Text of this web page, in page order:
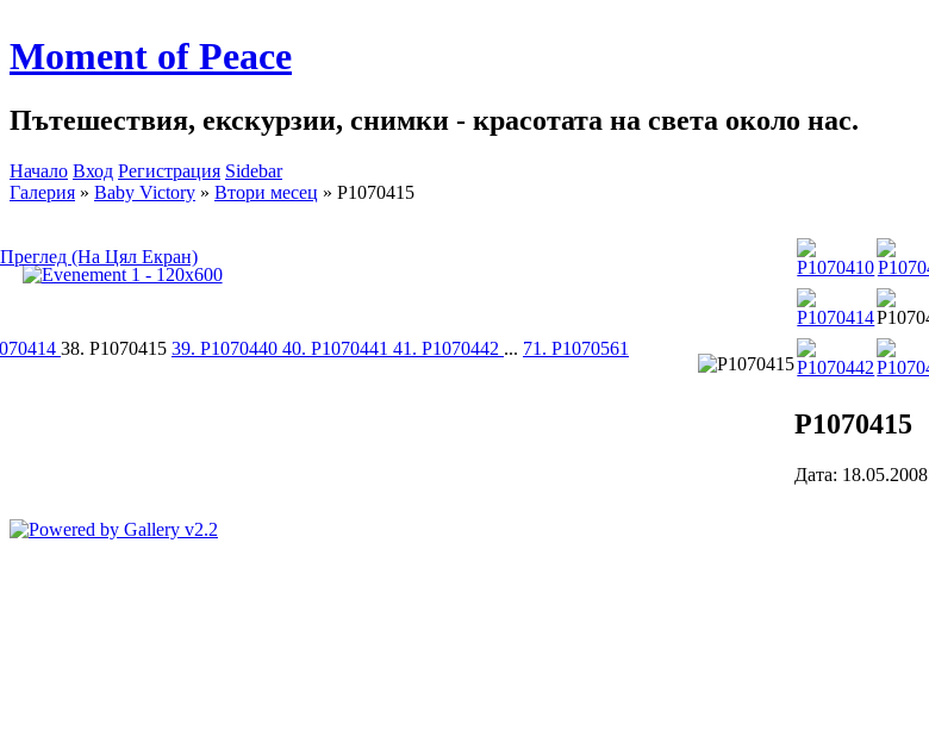
Moment of Peace
Пътешествия, екскурзии, снимки - красотата на света около нас.
Начало Вход Регистрация Sidebar
Галерия » Baby Victory » Втори месец » P1070415
P1070415
Дата: 18.05.2008
Преглед (На Цял Екран)
38. P1070415 39. P1070440 40. P1070441 41. P1070442 ... 71. P1070561